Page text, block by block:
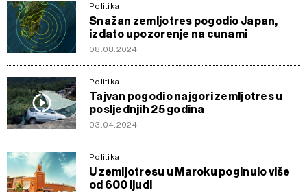
Politika
Snažan zemljotres pogodio Japan,
izdato upozorenje na cunami
08.08.2024
Politika
Tajvan pogodio najgori zemljotres u
posljednjih 25 godina
03.04.2024
Politika
U zemljotresu u Maroku poginulo više
od 600 ljudi